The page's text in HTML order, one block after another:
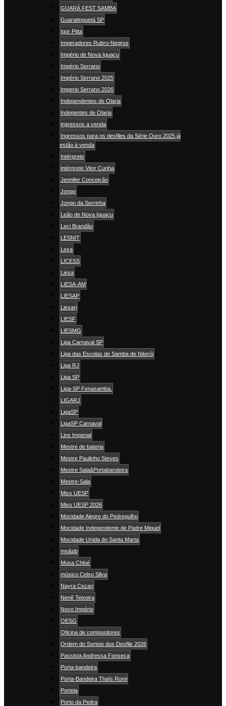
GUARÁ FEST SAMBA
Guaratinguetá SP
Igor Pitta
Imperadores Rubro-Negros
Império de Nova Iguaçu
Império Serrano
Império Serrano 2025
Imperio Serrano 2026
Independentes de Olaria
Indepentes de Olaria
ingressos a venda
Ingressos para os desfiles da Série Ouro 2025 já
estão à venda
Intérprete
intérprete Vitor Cunha
Jennifer Conceição
Jongo
Jongo da Serrinha
Leão de Nova Iguaçu
Leci Brandão
LESNIT
Lexa
LICESS
Liesa
LIESA-AM
LIESAP
Liesarj
LIESF
LIESMG
Liga Carnaval SP
Liga das Escolas de Samba de Niterói
Liga RJ
Liga SP
Liga-SP Fenasamba.
LIGARJ
LigaSP
LigaSP Carnaval
Lins Imperial
Mestre de bateria
Mestre Paulinho Steves
Mestre Sala&Portabandeira
Mestre-Sala
Miss UESP
Miss UESP 2026
Mocidade Alegre do Pedregulho
Mocidade Independente de Padre Miguel
Mocidade Unida do Santa Marta
ms&pb
Musa Chloé
músico Celso Silva
Nayra Cezari
Nenê Teixeira
Novo Império
OESG
Oficina de compositores
Ordem do Sorteio dos Desfile 2026
Passista Andressa Fonseca
Porta-bandeira
Porta-Bandeira Thaís Romi
Portela
Porto da Pedra